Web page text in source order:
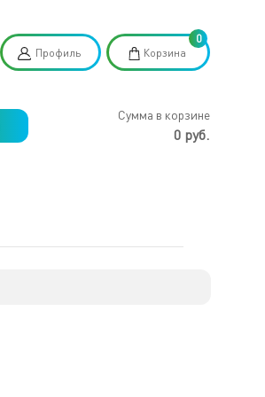
Профиль Корзина
Сумма в корзине
0
0 руб.